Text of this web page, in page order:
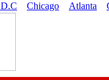
Chicago Atlanta